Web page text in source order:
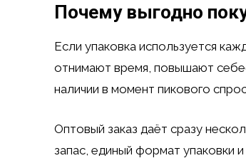
Почему выгодно
Если упаковка используется
отнимают время, повышают
наличии в момент пикового
Оптовый заказ даёт сразу
запас, единый формат упаковки